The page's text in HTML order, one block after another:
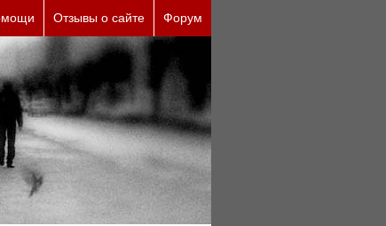
Отзывы о сайте Форум